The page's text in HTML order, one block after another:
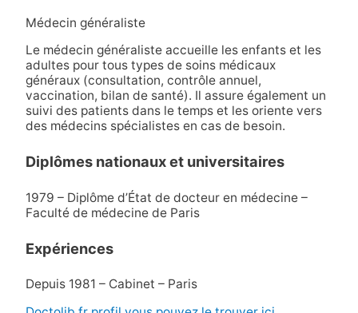
Médecin généraliste
Le médecin généraliste accueille les enfants et les
adultes pour tous types de soins médicaux
généraux (consultation, contrôle annuel,
vaccination, bilan de santé). Il assure également un
suivi des patients dans le temps et les oriente vers
des médecins spécialistes en cas de besoin.
Diplômes nationaux et universitaires
1979 – Diplôme d’État de docteur en médecine –
Faculté de médecine de Paris
Expériences
Depuis 1981 – Cabinet – Paris